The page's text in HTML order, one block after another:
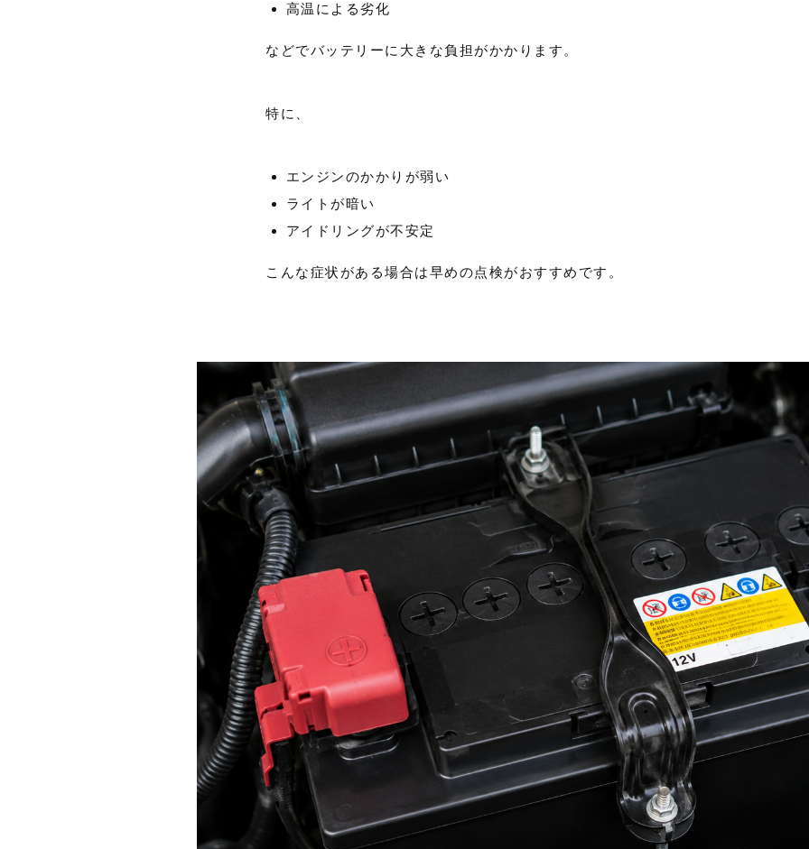
高温による劣化
などでバッテリーに大きな負担がかかります。
特に、
エンジンのかかりが弱い
ライトが暗い
アイドリングが不安定
こんな症状がある場合は早めの点検がおすすめです。